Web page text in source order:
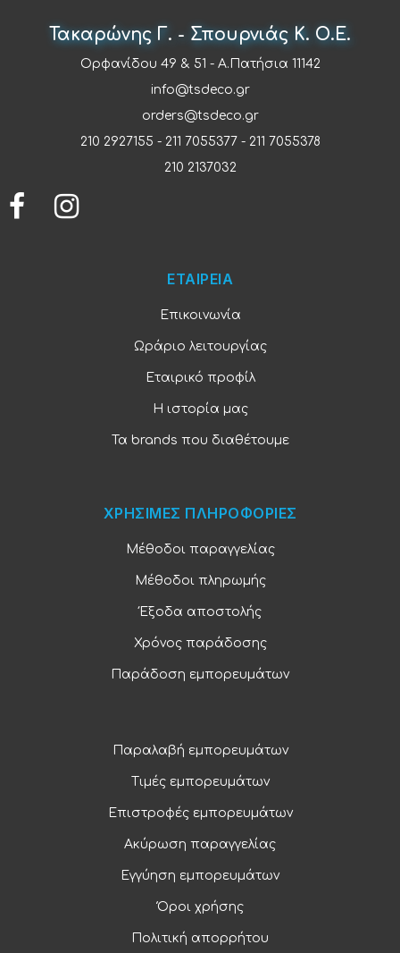
Τακαρώνης Γ. - Σπουρνιάς Κ. Ο.Ε.
Ορφανίδου 49 & 51 - Α.Πατήσια 11142
info@tsdeco.gr
orders@tsdeco.gr
210 2927155 - 211 7055377- 211 7055378
210 2137032
ΕΤΑΙΡΕΙΑ
Επικοινωνία
Ωράριο λειτουργίας
Εταιρικό προφίλ
Η ιστορία μας
Τα brands που διαθέτουμε
ΧΡΗΣΙΜΕΣ ΠΛΗΡΟΦΟΡΙΕΣ
Μέθοδοι παραγγελίας
Μέθοδοι πληρωμής
Έξοδα αποστολής
Χρόνος παράδοσης
Παράδοση εμπορευμάτων
Παραλαβή εμπορευμάτων
Τιμές εμπορευμάτων
Επιστροφές εμπορευμάτων
Ακύρωση παραγγελίας
Εγγύηση εμπορευμάτων
Όροι χρήσης
Πολιτική απορρήτου